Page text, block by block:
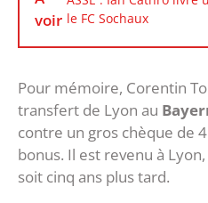
voir le FC Sochaux
Pour mémoire, Corentin
transfert de Lyon au
contre un gros chèque de
bonus. Il est revenu à
soit cinq ans plus tard.